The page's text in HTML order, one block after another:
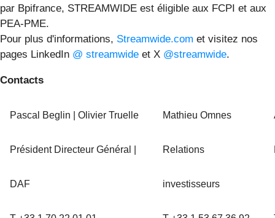
par Bpifrance, STREAMWIDE est éligible aux FCPI et aux
PEA-PME.
Pour plus d'informations, Streamwide.com et visitez nos
pages LinkedIn @ streamwide et X @streamwide.
Contacts
Pascal Beglin | Olivier Truelle Mathieu Omnes
Président Directeur Général |
DAF
Relations
investisseurs